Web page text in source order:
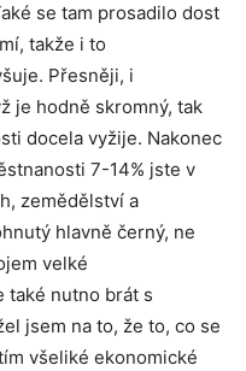
se tam prosadilo dost
takže i to
Přesněji, i
je hodně skromný, tak
docela vyžije. Nakonec
7-14% jste v
zemědělství a
hlavně černý, ne
velké
také nutno brát s
jsem na to, že to, co se
všeliké ekonomické